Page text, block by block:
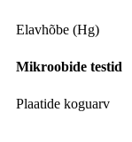
Elavhõbe (Hg)
Mikroobide testid
Plaatide koguarv